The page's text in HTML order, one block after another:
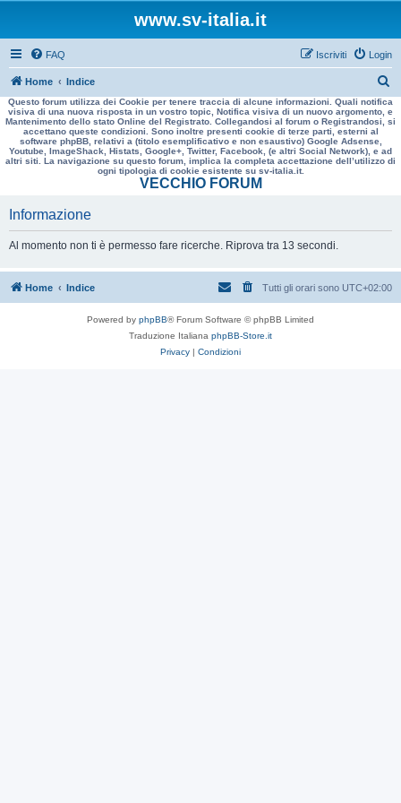
www.sv-italia.it
FAQ Login
Iscriviti
Home Indice
e
r
a
Questo forum utilizza dei Cookie per tenere traccia di alcune informazioni. Quali notifica
visiva di una nuova risposta in un vostro topic, Notifica visiva di un nuovo argomento, e
Mantenimento dello stato Online del Registrato. Collegandosi al forum o Registrandosi, si
accettano queste condizioni. Sono inoltre presenti cookie di terze parti, esterni al
software phpBB, relativi a (titolo esemplificativo e non esaustivo) Google Adsense,
Youtube, ImageShack, Histats, Google+, Twitter, Facebook, (e altri Social Network), e ad
altri siti. La navigazione su questo forum, implica la completa accettazione dell’utilizzo di
ogni tipologia di cookie esistente su sv-italia.it.
VECCHIO FORUM
Informazione
Al momento non ti è permesso fare ricerche. Riprova tra 13 secondi.
Home Indice Tutti gli orari sono UTC+02:00
Powered by phpBB® Forum Software © phpBB Limited
Traduzione Italiana phpBB-Store.it
Privacy | Condizioni